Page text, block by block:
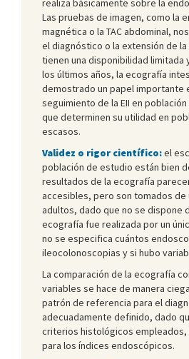
Las pruebas de imagen, como la
magnética o la TAC abdominal,
el diagnóstico o la extensión de
tienen una disponibilidad limitada
los últimos años, la ecografía
demostrado un papel importante
seguimiento de la EII en población
que determinen su utilidad en
escasos.
Validez o rigor científico:el
población de estudio están bien
resultados de la ecografía
accesibles, pero son tomados de
adultos, dado que no se dispone
ecografía fue realizada por un
no se especifica cuántos
ileocolonoscopias y si hubo
La comparación de la ecografía
variables se hace de manera
patrón de referencia para el
adecuadamente definido, dado
criterios histológicos
para los índices endoscópicos.